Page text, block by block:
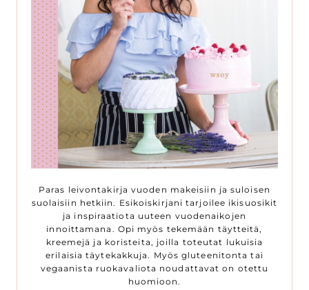
Paras leivontakirja vuoden makeisiin ja suloisen
suolaisiin hetkiin. Esikoiskirjani tarjoilee ikisuosikit
ja inspiraatiota uuteen vuodenaikojen
innoittamana. Opi myös tekemään täytteitä,
kreemejä ja koristeita, joilla toteutat lukuisia
erilaisia täytekakkuja. Myös gluteenitonta tai
vegaanista ruokavaliota noudattavat on otettu
huomioon.